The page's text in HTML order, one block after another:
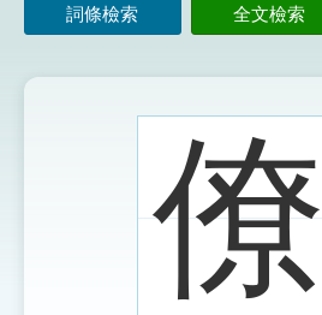
詞條檢索 全文檢索